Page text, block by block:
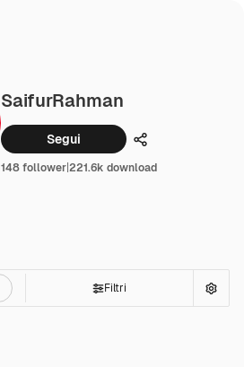
SaifurRahman
Segui Condividi
148 follower|221.6k download
Filtri